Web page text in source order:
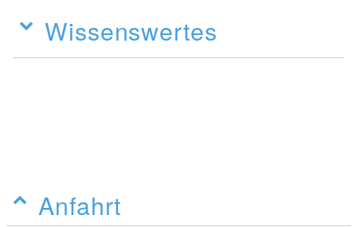
Wissenswertes
Anfahrt